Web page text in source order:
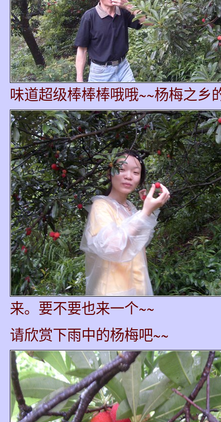
味道超级棒棒棒哦哦~~杨梅之乡
来。要不要也来一个~~
请欣赏下雨中的杨梅吧~~